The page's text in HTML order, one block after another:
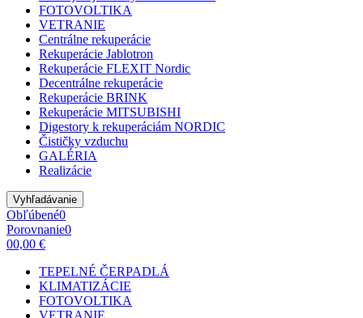
FOTOVOLTIKA
VETRANIE
Centrálne rekuperácie
Rekuperácie Jablotron
Rekuperácie FLEXIT Nordic
Decentrálne rekuperácie
Rekuperácie BRINK
Rekuperácie MITSUBISHI
Digestory k rekuperáciám NORDIC
Čističky vzduchu
GALÉRIA
Realizácie
Vyhľadávanie
Obľúbené0
Porovnanie0
00,00 €
TEPELNÉ ČERPADLÁ
KLIMATIZÁCIE
FOTOVOLTIKA
VETRANIE